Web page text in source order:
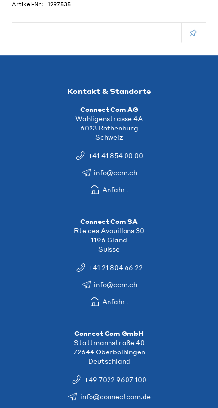
Artikel-Nr:
1297535
Kontakt & Standorte
Connect Com AG
Wahligenstrasse 4A
6023 Rothenburg
Schweiz
+41 41 854 00 00
info@ccm.ch
Anfahrt
Connect Com SA
Rte des Avouillons 30
1196 Gland
Suisse
+41 21 804 66 22
info@ccm.ch
Anfahrt
Connect Com GmbH
Stattmannstraße 40
72644 Oberboihingen
Deutschland
+49 7022 9607 100
info@connectcom.de